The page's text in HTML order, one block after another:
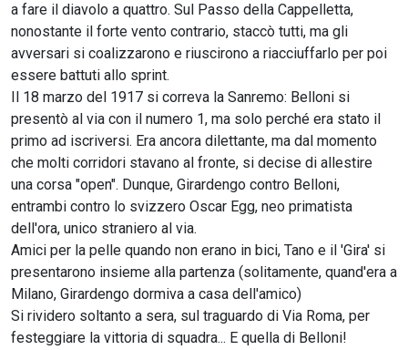
a fare il diavolo a quattro. Sul Passo della Cappelletta,
nonostante il forte vento contrario, staccò tutti, ma gli
avversari si coalizzarono e riuscirono a riacciuffarlo per poi
essere battuti allo sprint.
Il 18 marzo del 1917 si correva la Sanremo: Belloni si
presentò al via con il numero 1, ma solo perché era stato il
primo ad iscriversi. Era ancora dilettante, ma dal momento
che molti corridori stavano al fronte, si decise di allestire
una corsa "open". Dunque, Girardengo contro Belloni,
entrambi contro lo svizzero Oscar Egg, neo primatista
dell'ora, unico straniero al via.
Amici per la pelle quando non erano in bici, Tano e il 'Gira' si
presentarono insieme alla partenza (solitamente, quand'era a
Milano, Girardengo dormiva a casa dell'amico)
Si rividero soltanto a sera, sul traguardo di Via Roma, per
festeggiare la vittoria di squadra... E quella di Belloni!